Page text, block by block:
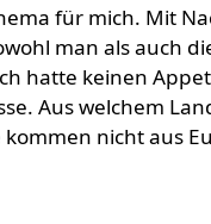
für mich. Mit
man als auch
hatte keinen
Aus welchem
nicht aus